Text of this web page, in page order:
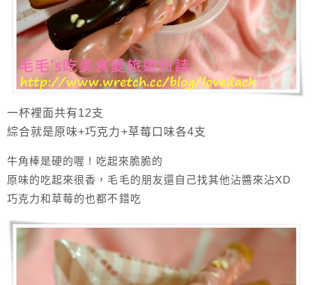
一杯裡面共有12支
綜合就是原味+巧克力+草莓口味各4支
牛角棒是硬的喔 ! 吃起來脆脆的
原味的吃起來很香，毛毛的朋友還自己找其他沾醬來沾XD
巧克力和草莓的也都不錯吃